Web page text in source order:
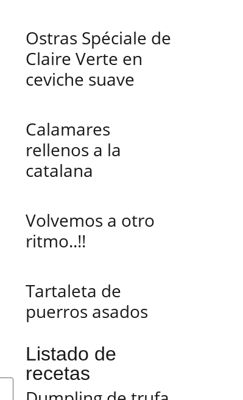
Ostras Spéciale de
Claire Verte en
ceviche suave
Calamares
rellenos a la
catalana
Volvemos a otro
ritmo..!!
Tartaleta de
puerros asados
Listado de
recetas